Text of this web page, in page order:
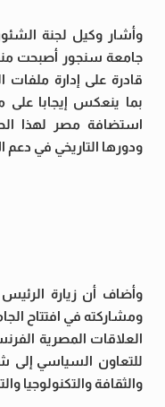
وأشار وكيل لجنة
جامعة سنجور أصبحت
قادرة على إدارة ملفات
بما ينعكس إيجابا على
استضافة مصر لهذا
ودورها التاريخي في دعم
وأضاف أن زيارة الرئيس
ومشاركته في افتتاح
العلاقات المصرية
للتعاون السياسي إلى
والثقافة والتكنولوجيا